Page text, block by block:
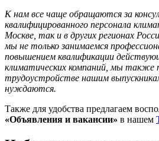
К нам все чаще обращаются за
квалифицированного персонала
Москве, так и в других регионах
мы не только занимаемся
повышением квалификации
климатических компаний, мы также
трудоустройстве нашим
нуждаются.
Также для удобства предлагаем
«Объявления и вакансии» в нашем